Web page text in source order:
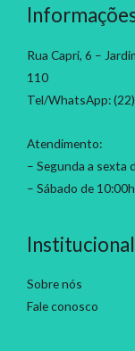
Rua Capri, 6 –
110
Tel/WhatsApp:
Atendimento:
– Segunda a sexta
– Sábado de
Institucional
Sobre nós
Fale conosco